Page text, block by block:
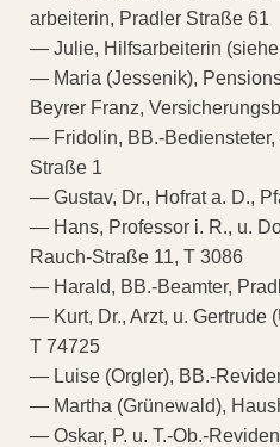
arbeiterin, Pradler Straße 61
— Julie, Hilfsarbeiterin
— Maria (Jessenik),
Beyrer Franz,
— Fridolin, BB.-Bediensteter,
Straße 1
— Gustav, Dr., Hofrat a. D.,
— Hans, Professor i. R., u.
Rauch-Straße 11, T 3086
— Harald, BB.-Beamter,
— Kurt, Dr., Arzt, u. Gertrude
T 74725
— Luise (Orgler), BB.-
— Martha (Grünewald),
— Oskar, P. u. T.-Ob.-